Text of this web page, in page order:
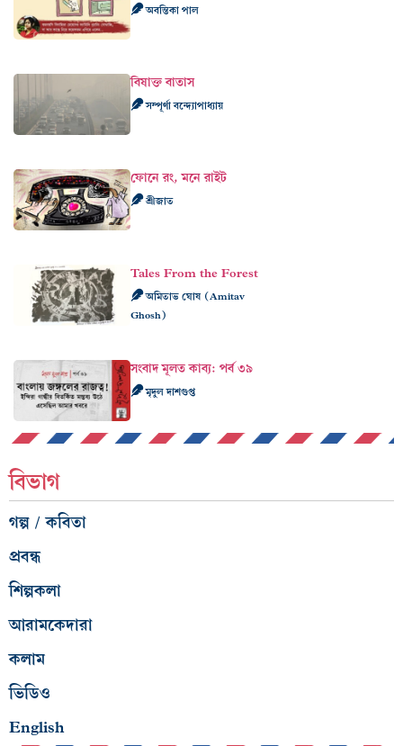
অবন্তিকা পাল
বিষাক্ত বাতাস
সম্পূর্ণা বন্দ্যোপাধ্যায়
ফোনে রং, মনে রাইট
শ্রীজাত
Tales From the Forest
অমিতাভ ঘোষ (Amitav
Ghosh)
সংবাদ মূলত কাব‍্য: পর্ব ৩৯
মৃদুল দাশগুপ্ত
বিভাগ
গল্প / কবিতা
প্রবন্ধ
শিল্পকলা
আরামকেদারা
কলাম
ভিডিও
English